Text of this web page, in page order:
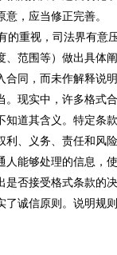
，应当修正完善。
重视，司法界有意
、范围等）做出具体
同，而未作解释说
现实中，许多格式
道其含义。特定条
、义务、责任和风
能够处理的信息，
否接受格式条款的
诚信原则。说明规